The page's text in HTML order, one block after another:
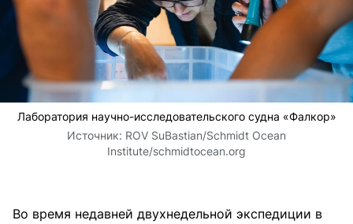
Лаборатория научно-исследовательского судна «Фалкор»
Источник: ROV SuBastian/Schmidt Ocean
Institute/schmidtocean.org
Во время недавней двухнедельной экспедиции в